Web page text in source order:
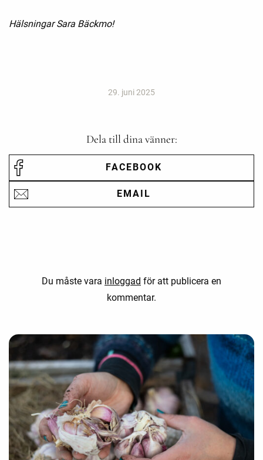
Hälsningar Sara Bäckmo!
29. juni 2025
Dela till dina vänner:
FACEBOOK
EMAIL
Du måste vara inloggad för att publicera en
kommentar.